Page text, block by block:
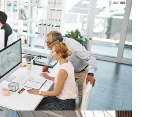
Povinnou osobou